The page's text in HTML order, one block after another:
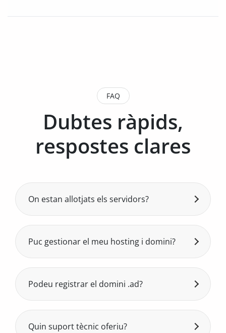
FAQ
Dubtes ràpids,
respostes clares
On estan allotjats els servidors?
100% a Andorra, al Centre de Dades
Globàtic d'Andorra Telecom. Això garanteix
baixa latència per als teus usuaris locals i
privacitat jurídica sota legislació andorrana.
Puc gestionar el meu hosting i domini?
correu, DNS, FTP, bases de dades i SSL.
Podeu registrar el domini .ad?
facilitar la compra i gestió de noms de
domini .ad.
Quin suport tècnic oferiu?